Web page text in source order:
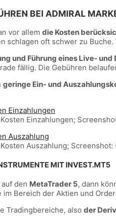
BEI ADMIRAL
vor allem die Kosten
schlagen oft schwer zu
und Führung eines Live- und
fällig. Die Gebühren
geringe Ein- und
Einzahlungen;
Auszahlung;
MIT INVEST.MT5
den MetaTrader 5, dann
Bereich der Aktien und
Tradingbereiche, also der